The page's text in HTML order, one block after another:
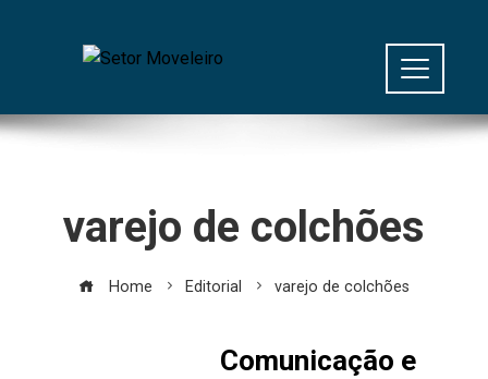
varejo de colchões
Home Editorial varejo de colchões
Comunicação e